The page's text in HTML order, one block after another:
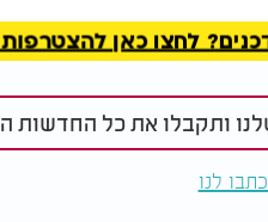
שנים רבות של
את עול הדיינות, וגם
התורנית וההלכתית הפכה
הרוחנית של קהילת
ספרים רבים בהלכה,
לחצו כאן להצטרפות
ותקבלו את כל החדשות
לנו